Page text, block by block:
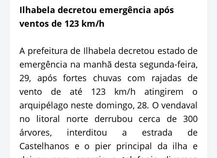
Ilhabela decretou emergência após
ventos de 123 km/h
A prefeitura de Ilhabela decretou estado de
emergência na manhã desta segunda-feira,
29, após fortes chuvas com rajadas de
vento de até 123 km/h atingirem o
arquipélago neste domingo, 28. O vendaval
no litoral norte derrubou cerca de 300
árvores, interditou a estrada de
Castelhanos e o pier principal da ilha e